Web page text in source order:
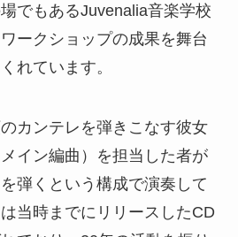
でもあるJuvenalia音楽学校
ークショップの成果を舞台
れています。
カンテレを弾きこなす彼女
イン編曲）を担当した者が
弾くという構成で演奏して
当時までにリリースしたCD